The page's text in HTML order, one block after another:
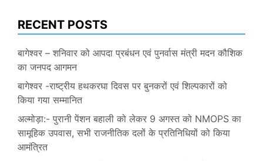
RECENT POSTS
बागेश्वर – शनिवार को आपदा प्रबंधन एवं पुनर्वास मंत्री मदन कौशिक
का जनपद आगमन
बागेश्वर -राष्ट्रीय हथकरघा दिवस पर बुनकरों एवं शिल्पकारों को
किया गया सम्मानित
अल्मोड़ा:- पुरानी पेंशन बहाली को लेकर 9 अगस्त को NMOPS का
सामूहिक उपवास, सभी राजनीतिक दलों के प्रतिनिधियों को किया
आमंत्रित